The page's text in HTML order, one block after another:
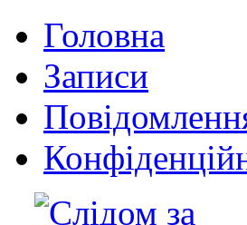
Головна
Записи